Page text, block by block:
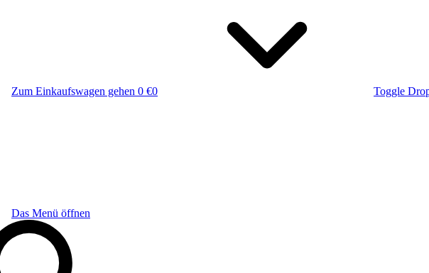
Zum Einkaufswagen gehen 0 €0
Toggle
Das Menü öffnen